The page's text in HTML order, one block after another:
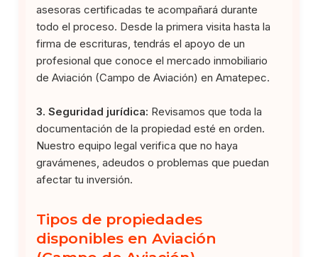
asesoras certificadas te acompañará durante
todo el proceso. Desde la primera visita hasta la
firma de escrituras, tendrás el apoyo de un
profesional que conoce el mercado inmobiliario
de Aviación (Campo de Aviación) en Amatepec.
3. Seguridad jurídica: Revisamos que toda la
documentación de la propiedad esté en orden.
Nuestro equipo legal verifica que no haya
gravámenes, adeudos o problemas que puedan
afectar tu inversión.
Tipos de propiedades
disponibles en Aviación